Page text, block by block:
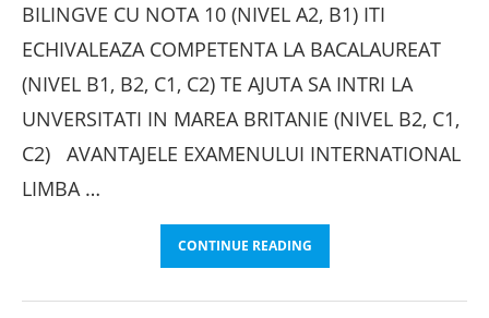
BILINGVE CU NOTA 10 (NIVEL A2, B1) ITI
ECHIVALEAZA COMPETENTA LA BACALAUREAT
(NIVEL B1, B2, C1, C2) TE AJUTA SA INTRI LA
UNVERSITATI IN MAREA BRITANIE (NIVEL B2, C1,
C2) AVANTAJELE EXAMENULUI INTERNATIONAL
LIMBA …
CONTINUE READING